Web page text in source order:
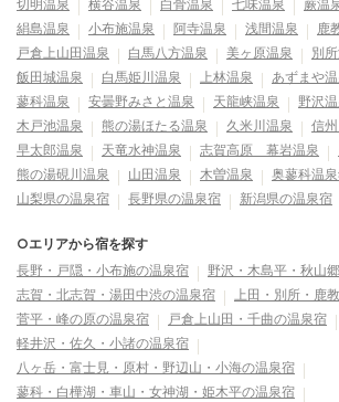
切明温泉 横谷温泉 白骨温泉 七味温泉 蕨温
絹島温泉
小布施温泉 阿寺温泉 浅間温泉
鹿
戸倉上山田温泉
白馬八方温泉 美ヶ原温泉 別
飯田城温泉
白馬姫川温泉 上林温泉 あずまや
蓼科温泉
安曇野みさと温泉 天龍峡温泉 野沢
木戸池温泉
熊の湯ほたる温泉 久米川温泉
信
早太郎温泉
天竜水神温泉 志賀高原 幕岩温泉
熊の湯硯川温泉
山田温泉 木曽温泉 奥蓼科温
山梨県の温泉宿
長野県の温泉宿 新潟県の温泉宿
○エリアから宿を探す
長野・戸隠・小布施の温泉宿
野沢・木島平・秋山
志賀・北志賀・湯田中渋の温泉宿
上田・別所・鹿
菅平・峰の原の温泉宿
戸倉上山田・千曲の温泉宿
軽井沢・佐久・小諸の温泉宿
八ヶ岳・富士見・原村・野辺山・小海の温泉宿
蓼科・白樺湖・車山・女神湖・姫木平の温泉宿